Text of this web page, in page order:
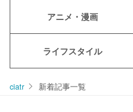
アニメ・漫画
ライフスタイル
ciatr 新着記事一覧